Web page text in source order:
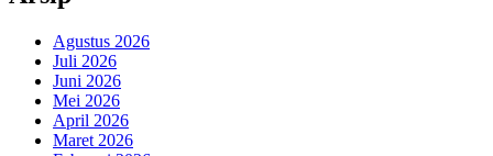
Agustus 2026
Juli 2026
Juni 2026
Mei 2026
April 2026
Maret 2026